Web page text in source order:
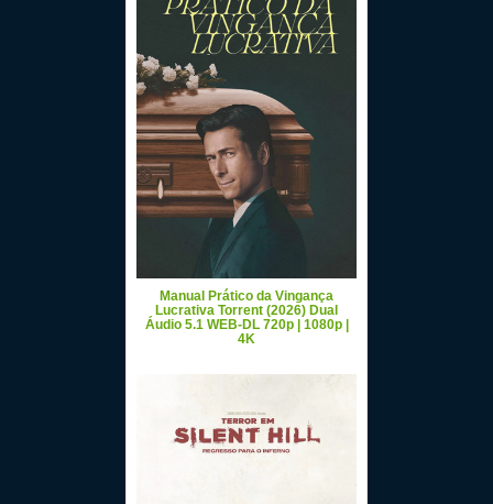
Manual Prático da Vingança
Lucrativa Torrent (2026) Dual
Áudio 5.1 WEB-DL 720p | 1080p |
4K